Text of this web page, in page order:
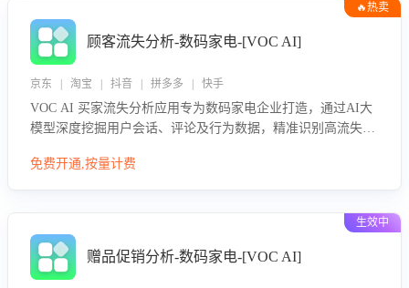
🔥热卖
顾客流失分析-数码家电-[VOC AI]
京东 | 淘宝 | 抖音 | 拼多多 | 快手
VOC AI 买家流失分析应用专为数码家电企业打造，通过AI大
模型深度挖掘用户会话、评论及行为数据，精准识别高流失风
迟、竞品价格冲击等。系统自动输出可落地的挽回策略，迅速
免费开通,按量计费
生效中
赠品促销分析-数码家电-[VOC AI]